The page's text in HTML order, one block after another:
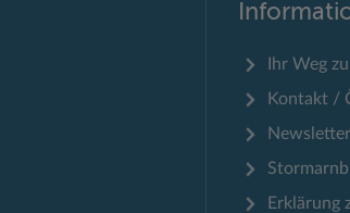
Ihr Weg
Kontakt /
Newsletter
Erklärung